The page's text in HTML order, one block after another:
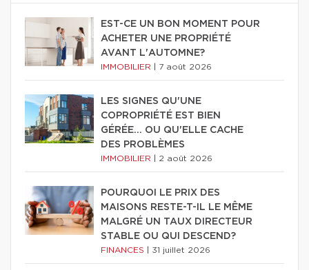
EST-CE UN BON MOMENT POUR
ACHETER UNE PROPRIÉTÉ
AVANT L'AUTOMNE?
IMMOBILIER 7 août 2026
LES SIGNES QU'UNE
COPROPRIÉTÉ EST BIEN
GÉRÉE… OU QU'ELLE CACHE
DES PROBLÈMES
IMMOBILIER 2 août 2026
POURQUOI LE PRIX DES
MAISONS RESTE-T-IL LE MÊME
MALGRÉ UN TAUX DIRECTEUR
STABLE OU QUI DESCEND?
FINANCES 31 juillet 2026